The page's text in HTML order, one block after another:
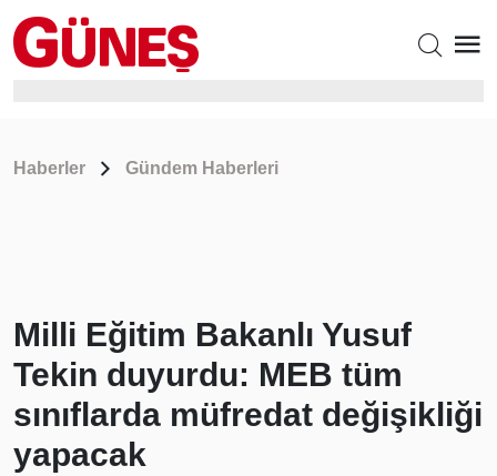
Haberler Gündem Haberleri
Milli Eğitim Bakanlı Yusuf
Tekin duyurdu: MEB tüm
sınıflarda müfredat değişikliği
yapacak